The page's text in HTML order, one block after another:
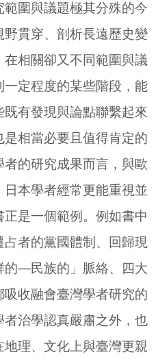
圍與議題極其分殊的今
野貫穿、剖析長遠歷史變
相關卻又不同範圍與議
定程度的某些階段，能
有發現與論點聯繫起來
相當必要且值得肯定的
的研究成果而言，與歐
本學者經常更能重視並
是一個範例。例如書中
者的黨國體制、回歸現
的―民族的」脈絡、四大
收融會臺灣學者研究的
治學認真嚴肅之外，也
理、文化上與臺灣更親